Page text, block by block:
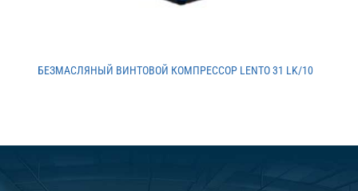
БЕЗМАСЛЯНЫЙ ВИНТОВОЙ КОМПРЕССОР LENTO 31 LK/10